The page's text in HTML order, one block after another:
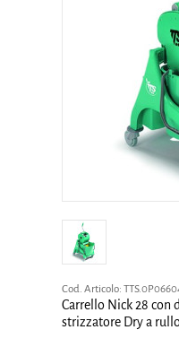
Cod. Articolo:
Carrello Nick 28 con
strizzatore Dry a